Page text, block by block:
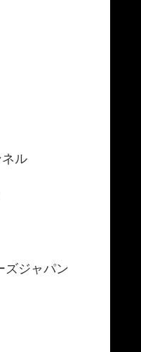
ル
ズジャパン